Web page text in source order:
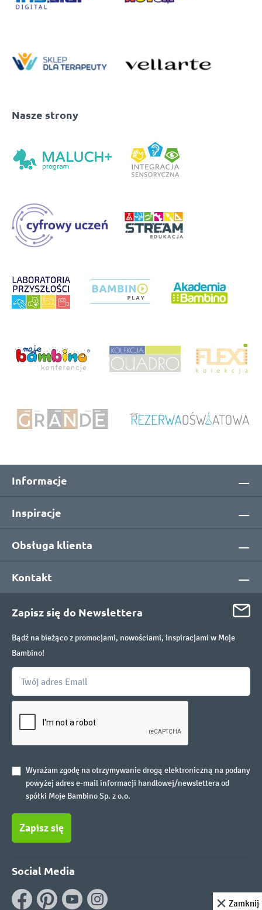
Nasze strony
Informacje
Inspiracje
Obsługa klienta
Kontakt
Zapisz się do Newslettera
Bądź na bieżąco z promocjami, nowościami, inspiracjami w Moje
Bambino!
Wyrażam zgodę na otrzymywanie drogą elektroniczną na podany
powyżej adres e-mail informacji handlowej/newslettera od
spółki Moje Bambino Sp. z o.o.
Zapisz się
Social Media
Zamknij